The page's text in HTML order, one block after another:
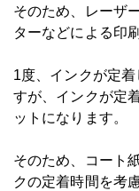
そのため、レーザ
ターなどによる印
1度、インクが定
すが、インクが定
ットになります。
そのため、コート
クの定着時間を考